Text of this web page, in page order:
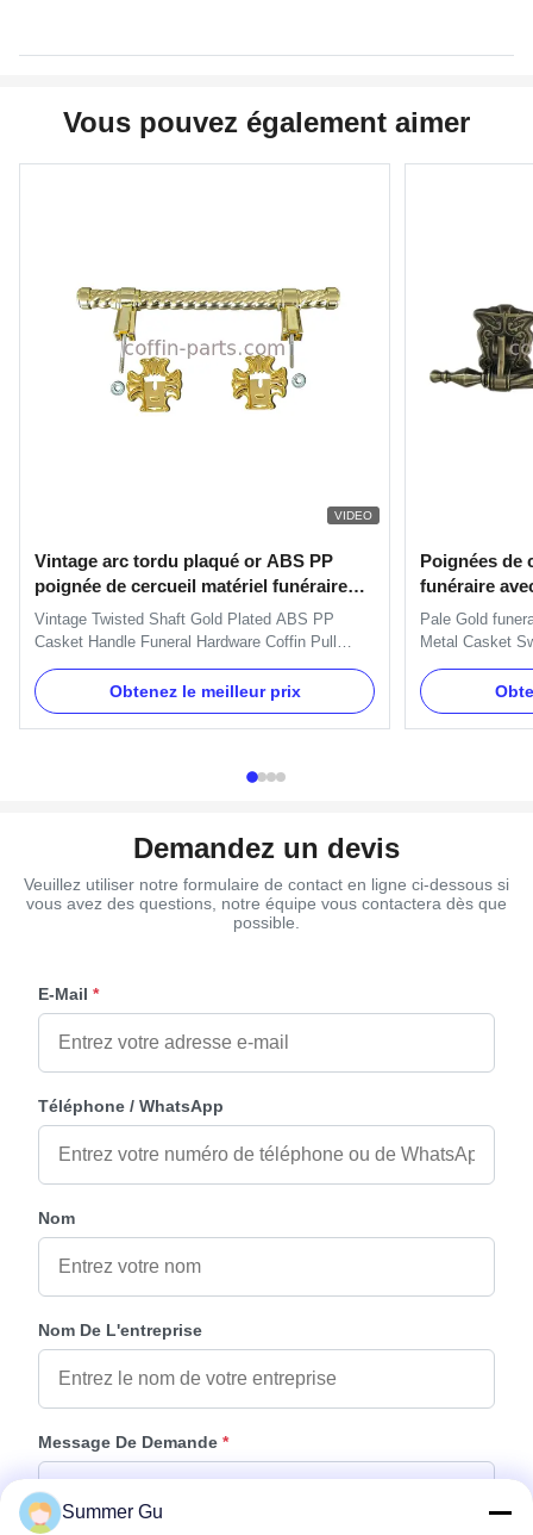
Vous pouvez également aimer
VIDEO
Vintage arc tordu plaqué or ABS PP
poignée de cercueil matériel funéraire
poignée de coffre
Vintage Twisted Shaft Gold Plated ABS PP
Casket Handle Funeral Hardware Coffin Pull
Handle with Pale Gold Specification Six pcs
plastc as a set, and the material is PP recycle.
Item Name H9013 Material Plastic (PP, ABS)
Obtenez le meilleur prix
Poignées de
funéraire
H9023
Pale Gold
Metal Casket
H9023 handle
decorate the
TX-Model
Demandez un devis
Veuillez utiliser notre formulaire de contact en ligne ci-dessous si
vous avez des questions, notre équipe vous contactera dès que
possible.
E-Mail *
Téléphone / WhatsApp
Nom
Nom De L'entreprise
Message De Demande *
Summer Gu